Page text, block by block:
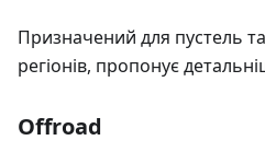
Призначений для пустель
регіонів, пропонує
Offroad